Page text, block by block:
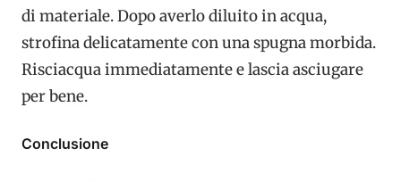
di materiale. Dopo averlo diluito in acqua,
strofina delicatamente con una spugna morbida.
Risciacqua immediatamente e lascia asciugare
per bene.
Conclusione